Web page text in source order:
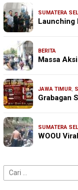
SUMATERA
Launching
BERITA
Massa
JAWA TIMUR,
Grabagan
SUMATERA
WOOU
Cari
untuk: